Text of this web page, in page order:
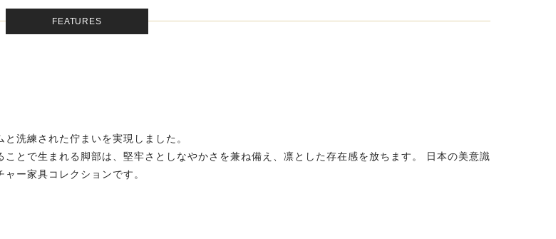
FEATURES
洗練された佇まいを実現しました。
とで生まれる脚部は、堅牢さとしなやかさを兼ね備え、凛とした存在感を放ちます。 日本の美意識
ー家具コレクションです。